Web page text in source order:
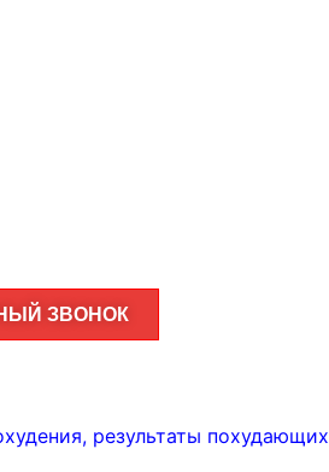
ЗВОНОК
, результаты похудающих